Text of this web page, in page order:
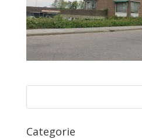
Categorie